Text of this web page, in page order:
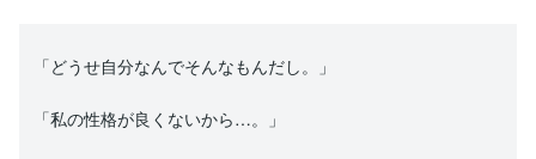
「どうせ自分なんでそんなもんだし。」
「私の性格が良くないから…。」